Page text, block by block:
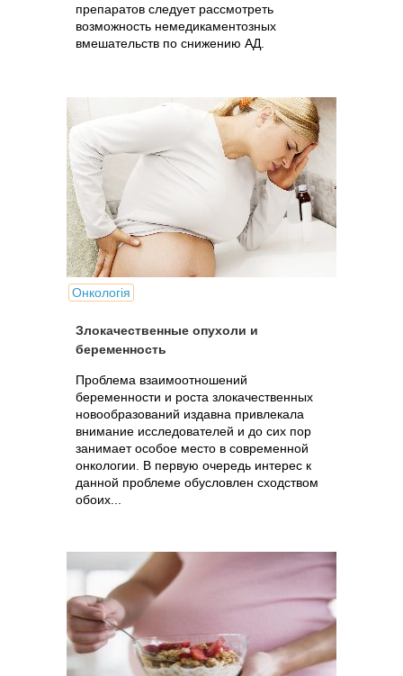
препаратов следует рассмотреть
возможность немедикаментозных
вмешательств по снижению АД.
Онкологія
Злокачественные опухоли и
беременность
Проблема взаимоотношений
беременности и роста злокачественных
новообразований издавна привлекала
внимание исследователей и до сих пор
занимает особое место в современной
онкологии. В первую очередь интерес к
данной проблеме обусловлен сходством
обоих...